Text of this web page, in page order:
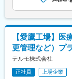
■長泉のMEセ
MEセンターは
室、集中治療
体外循環装置
良、製造、メ
心肺装置や
導しておこな
・品質マネジ
部門の取りま
・他製造所、
支援
■配属部門につ
約10名の方が
【愛鷹工場】医
更管理など）プ
テルモ株式会社
正社員 上場企業